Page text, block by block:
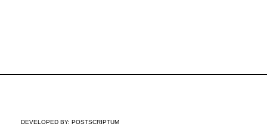
DEVELOPED BY: POSTSCRIPTUM